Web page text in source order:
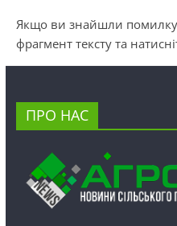
Якщо ви знайшли помилку,
фрагмент тексту та
ПРО НАС